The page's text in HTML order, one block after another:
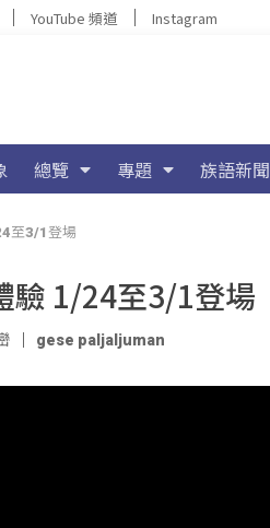
YouTube 頻道 Instagram
總覽 專題 族語新聞
至3/1登場
驗 1/24至3/1登場
gese paljaljuman